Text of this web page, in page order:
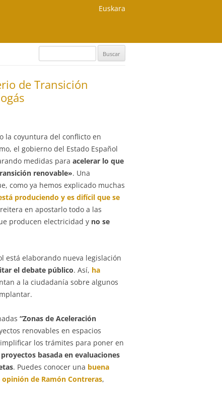
Euskara
Buscar:
de Transición
la coyuntura del conflicto en
el gobierno del Estado Español
medidas paraacelerar lo que
renovable». Una
como ya hemos explicado muchas
produciendo y es difícil que se
en apostarlo todo a las
producen electricidad y no se
está elaborando nueva legislación
el debate público. Así, ha
a la ciudadanía sobre algunos
“Zonas de Aceleración
renovables en espacios
los trámites para poner en
basada en evaluaciones
. Puedes conocer una buena
de Ramón Contreras,